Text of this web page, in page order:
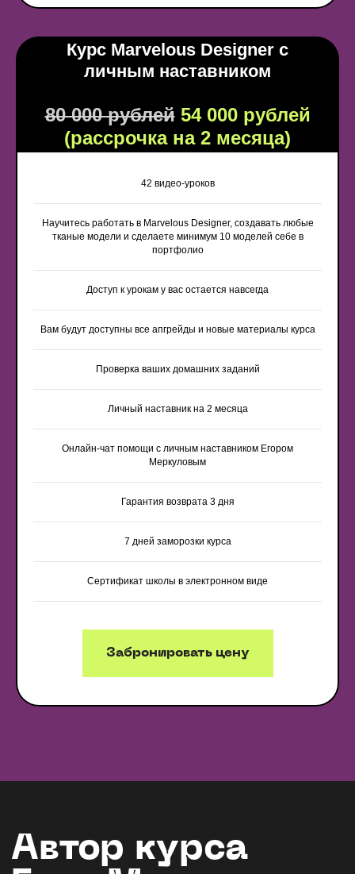
Курс Marvelous Designer с
личным наставником
80 000 рублей 54 000 рублей
(рассрочка на 2 месяца)
42 видео-уроков
Научитесь работать в Marvelous Designer, создавать любые
тканые модели и сделаете минимум 10 моделей себе в
портфолио
Доступ к урокам у вас остается навсегда
Вам будут доступны все апгрейды и новые материалы курса
Проверка ваших домашних заданий
Личный наставник на 2 месяца
Онлайн-чат помощи с личным наставником Егором
Меркуловым
Гарантия возврата 3 дня
7 дней заморозки курса
Сертификат школы в электронном виде
Забронировать цену
Лицензия на осуществление образовательной деятельности